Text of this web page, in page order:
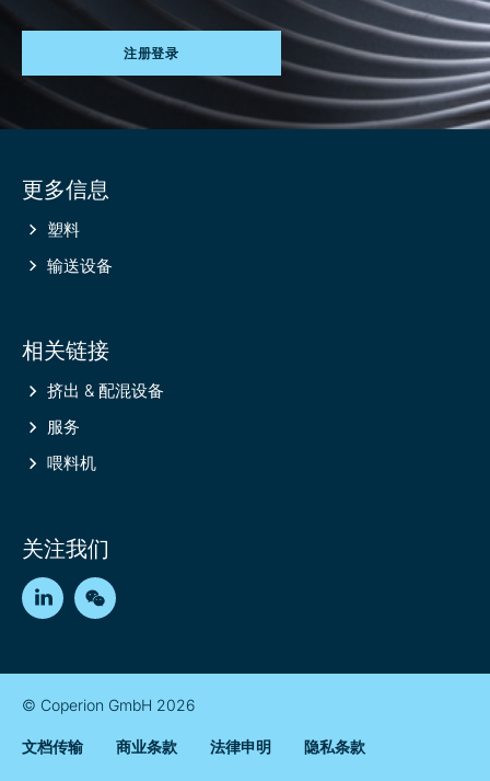
注册登录
information
更多信息
塑料
输送设备
相关链接
挤出 & 配混设备
服务
喂料机
关注我们
LinkedIn
© Coperion GmbH 2026
文档传输 商业条款 法律申明 隐私条款